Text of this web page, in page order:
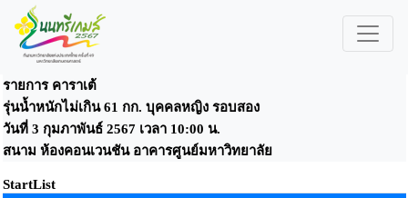
รายการ คาราเต้
รุ่นน้ำหนักไม่เกิน 61 กก. บุคคลหญิง รอบสอง
วันที่ 3 กุมภาพันธ์ 2567 เวลา 10:00 น.
สนาม ห้องคอนเวนชัน อาคารศูนย์มหาวิทยาลัย
StartList